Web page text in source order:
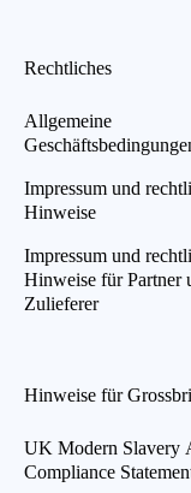
Rechtliches
Allgemeine
Impressum und
Hinweise
Impressum und
Hinweise für Partner
Zulieferer
Hinweise für
UK Modern Slavery
Compliance